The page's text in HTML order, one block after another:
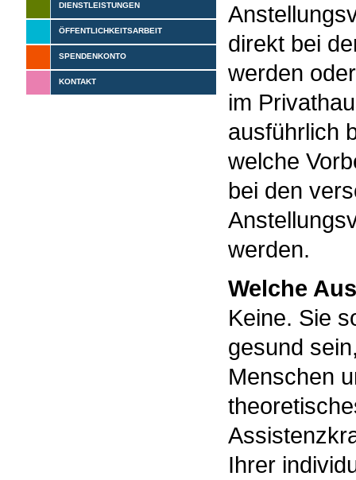
DIENSTLEISTUNGEN
ÖFFENTLICHKEITSARBEIT
SPENDENKONTO
KONTAKT
direkt bei
werden
im
ausführlich
welche
bei den
werden.
Welche
Keine. Sie
gesund
Menschen
Ihrer